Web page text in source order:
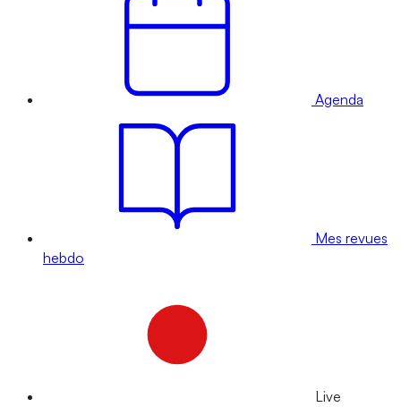
Agenda
Mes revues
hebdo
Live